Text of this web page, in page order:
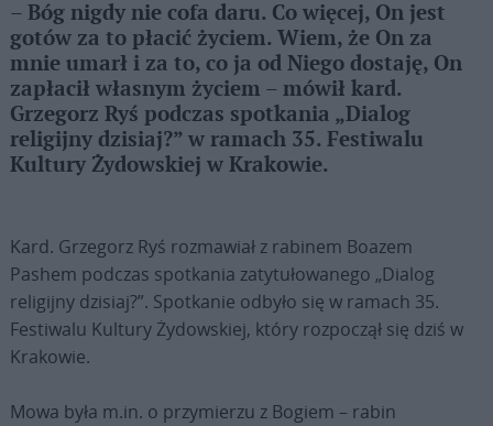
– Bóg nigdy nie cofa daru. Co więcej, On jest
gotów za to płacić życiem. Wiem, że On za
mnie umarł i za to, co ja od Niego dostaję, On
zapłacił własnym życiem – mówił kard.
Grzegorz Ryś podczas spotkania „Dialog
religijny dzisiaj?” w ramach 35. Festiwalu
Kultury Żydowskiej w Krakowie.
Kard. Grzegorz Ryś rozmawiał z rabinem Boazem
Pashem podczas spotkania zatytułowanego „Dialog
religijny dzisiaj?”. Spotkanie odbyło się w ramach 35.
Festiwalu Kultury Żydowskiej, który rozpoczął się dziś w
Krakowie.
Mowa była m.in. o przymierzu z Bogiem – rabin